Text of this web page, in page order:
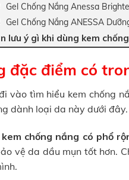
Gel Chống Nắng Anessa
Gel Chống Nắng ANESSA
lưu ý gì khi dùng kem
đặc điểm có
vào tìm hiểu kem chống
dành loại da này dưới đây.
kem chống nắng có phổ
vệ da dầu mụn tốt hơn.